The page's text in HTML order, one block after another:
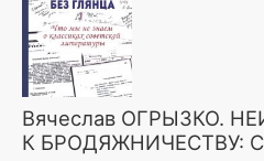
Вячеслав ОГРЫЗКО.
К БРОДЯЖНИЧЕСТВУ: